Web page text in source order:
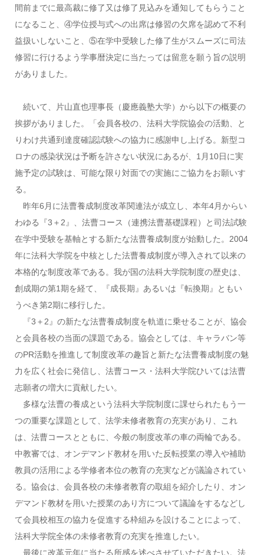
間前までに最高裁に修了又は修了見込みを通知してもらうこと
になること、④学位授与式への出席は修習の欠席を認めて不利
益扱いしないこと、⑤在学中受験した修了生がスムーズに司法
修習に行けるよう学事暦決定に当たっては留意を願う旨の説明
がありました。
続いて、片山直也理事長（慶應義塾大学）から以下の概要の
挨拶がありました。「会員各校の、法科大学院協会の活動、と
りわけ共通到達度確認試験への協力に感謝申し上げる。新型コ
ロナの感染状況は予断を許さない状況にあるが、1月10日に実
施予定の試験は、可能な限り対面での実施にご協力をお願いす
る。
昨年6月に法曹養成制度改革関連法が成立し、本年4月からい
わゆる『3＋2』、法曹コース（連携法曹基礎課程）と司法試験
在学中受験を基軸とする新たな法曹養成制度が始動した。2004
年に法科大学院を中核とした法曹養成制度が導入されて以来の
本格的な制度改革である。我が国の法科大学院制度の歴史は、
創成期の第1期を経て、『成長期』あるいは『転換期』ともい
うべき第2期に移行した。
『3＋2』の新たな法曹養成制度を軌道に乗せることが、協会
と会員各校の当面の課題である。協会としては、キャラバン等
のPR活動を推進して制度改革の趣旨と新たな法曹養成制度の魅
力を広く社会に発信し、法曹コース・法科大学院ひいては法曹
志願者の増大に貢献したい。
多様な法曹の養成という法科大学院制度に課せられたもう一
つの重要な課題として、法学未修者教育の充実があり、これ
は、法曹コースとともに、今般の制度改革の車の両輪である。
中教審では、オンデマンド教材を用いた反転授業の導入や補助
教員の活用による学修者本位の教育の充実などが議論されてい
る。協会は、会員各校の未修者教育の取組を紹介したり、オン
デマンド教材を用いた授業のあり方について議論をするなどし
て会員校相互の協力を促進する枠組みを設けることによって、
法科大学院全体の未修者教育の充実を推進したい。
最後に改革元年に当たる所感を述べさせていただきたい。法